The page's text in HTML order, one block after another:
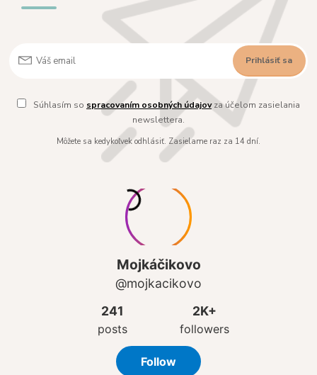
Prihlásiť sa
Súhlasím so spracovaním osobných údajovza účelom zasielania
newslettera.
Môžete sa kedykoľvek odhlásiť. Zasielame raz za 14 dní.